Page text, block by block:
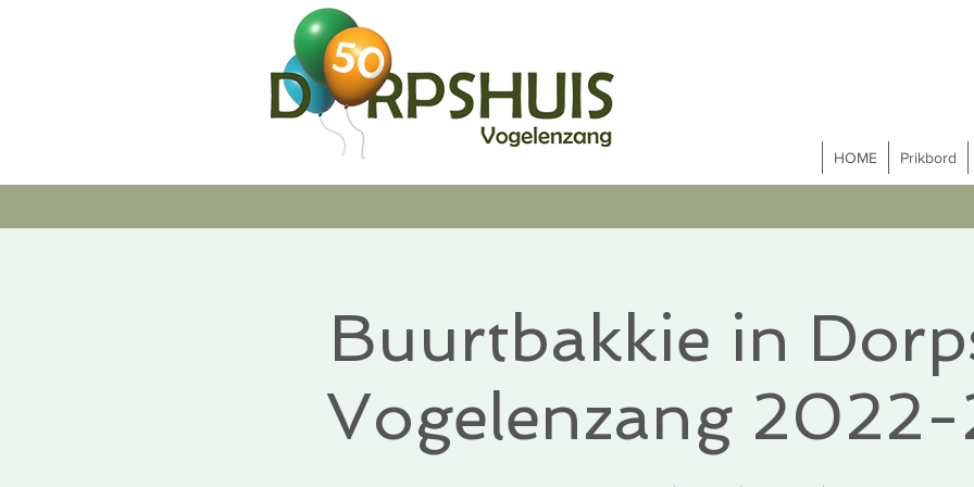
HOME Prikbord
Buurtbakkie in
Vogelenzang